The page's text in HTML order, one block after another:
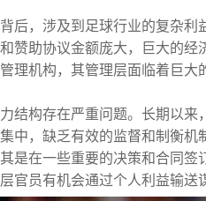
后，涉及到足球行业的复杂
赞助协议金额庞大，巨大的经
理机构，其管理层面临着巨大
结构存在严重问题。长期以
中，缺乏有效的监督和制衡
是在一些重要的决策和合同签
官员有机会通过个人利益输送